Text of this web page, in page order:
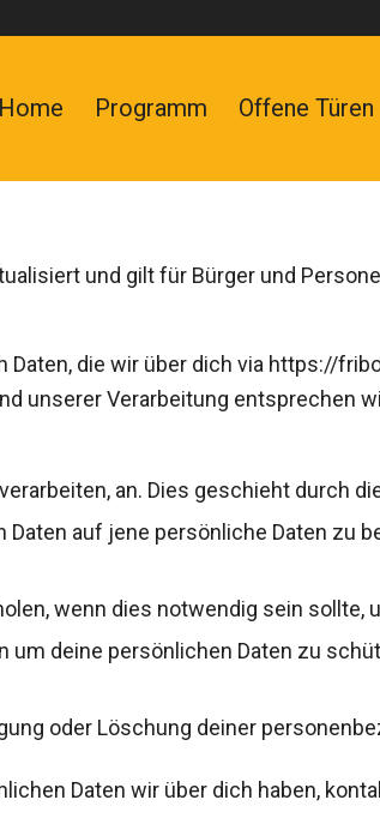
Home Programm Offene Türen
und gilt für Bürger und
die wir über dich via https://
unserer Verarbeitung entsprechen
an. Dies geschieht durch
auf jene persönliche Daten zu
wenn dies notwendig sein sollte,
deine persönlichen Daten zu
oder Löschung deiner
Daten wir über dich haben,